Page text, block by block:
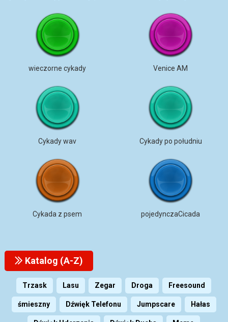
wieczorne cykady Venice AM
Cykady wav Cykady po południu
Cykada z psem pojedynczaCicada
Katalog (A-Z)
Trzask Lasu Zegar Droga Freesound
śmieszny Dźwięk Telefonu Jumpscare Hałas